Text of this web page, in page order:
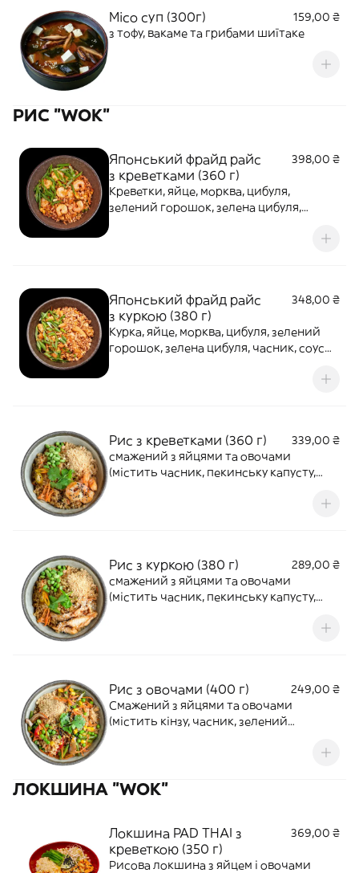
Місо суп (300г)
159,00 ₴
з тофу, вакаме та грибами шиїтаке
РИС "WOK"
Японський фрайд райс
з креветками (360 г)
398,00 ₴
Креветки, яйце, морква, цибуля,
зелений горошок, зелена цибуля,
Японський фрайд райс
з куркою (380 г)
348,00 ₴
Курка, яйце, морква, цибуля, зелений
горошок, зелена цибуля, часник, соус
Рис з креветками (360 г)
339,00 ₴
смажений з яйцями та овочами
(містить часник, пекинську капусту,
арахіс, кунжут) Рис в азійському соусі
Рис з куркою (380 г)
289,00 ₴
смажений з яйцями та овочами
(містить часник, пекинську капусту,
арахіс, кунжут) Рис в азійському соусі
Рис з овочами (400 г)
249,00 ₴
Смажений з яйцями та овочами
(містить кінзу, часник, зелений
азійському соусі
ЛОКШИНА "WOK"
Локшина PAD THAI з
креветкою (350 г)
369,00 ₴
Рисова локшина з яйцем і овочами